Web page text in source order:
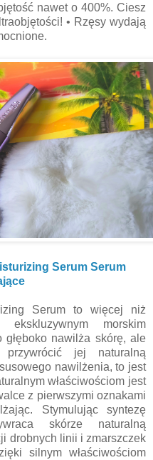
nawet o 400%. Ciesz
• Rzęsy wydają
Serum Serum
Serum to więcej niż
morskim
głęboko nawilża skórę, ale
jej naturalną
nawilżenia, to jest
właściwościom jest
z pierwszymi oznakami
Stymulując syntezę
skórze naturalną
drobnych linii i zmarszczek
silnym właściwościom